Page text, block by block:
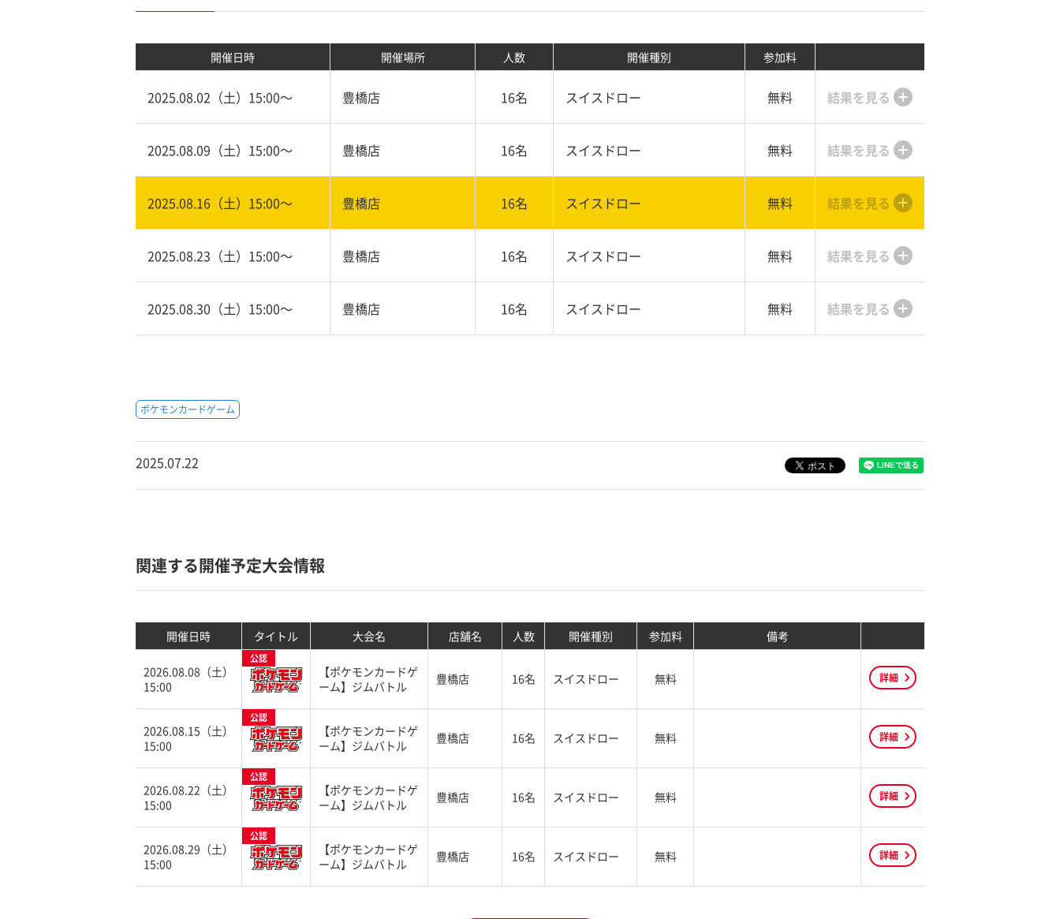
開催日時 開催場所 人数 開催種別 参加料
2025.08.02（土）15:00〜 豊橋店 16名 スイスドロー 無料 結果を見る
2025.08.09（土）15:00〜 豊橋店 16名 スイスドロー 無料 結果を見る
2025.08.16（土）15:00〜 豊橋店 16名 スイスドロー 無料 結果を見る
2025.08.23（土）15:00〜 豊橋店 16名 スイスドロー 無料 結果を見る
2025.08.30（土）15:00〜 豊橋店 16名 スイスドロー 無料 結果を見る
ポケモンカードゲーム
2025.07.22
関連する開催予定大会情報
開催日時 タイトル 大会名 店舗名 人数 開催種別 参加料 備考
2026.08.08（土）
15:00
公認
【ポケモンカードゲ
ーム】ジムバトル
豊橋店 16名 スイスドロー 無料 詳細
2026.08.15（土）
15:00
公認
【ポケモンカードゲ
ーム】ジムバトル
豊橋店 16名 スイスドロー 無料 詳細
2026.08.22（土）
15:00
公認
【ポケモンカードゲ
ーム】ジムバトル
豊橋店 16名 スイスドロー 無料 詳細
2026.08.29（土）
15:00
公認
【ポケモンカードゲ
ーム】ジムバトル
豊橋店 16名 スイスドロー 無料 詳細